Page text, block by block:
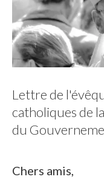
Lettre de
catholiques de
du
Chers amis,